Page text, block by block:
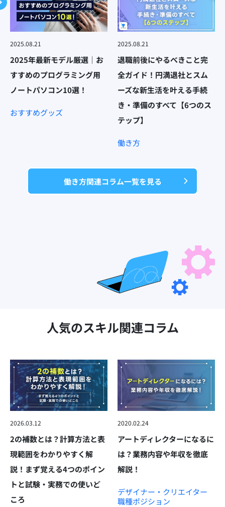
2025.08.21
2025年最新モデル厳選｜お
すすめのプログラミング用
ノートパソコン10選！
おすすめグッズ
2025.08.21
退職前後にやるべきこと完
全ガイド！円満退社とスム
ーズな新生活を叶える手続
き・準備のすべて【6つのス
テップ】
働き方
働き方関連コラム一覧を見る
人気のスキル関連コラム
2026.03.12
2の補数とは？計算方法と表
現範囲をわかりやすく解
説！まず覚える4つのポイン
トと試験・実務での使いど
ころ
2020.02.24
アートディレクターになるに
は？業務内容や年収を徹底
解説！
デザイナー・クリエイター
職種ポジション